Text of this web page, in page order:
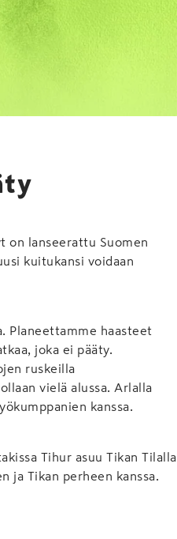
on lanseerattu Suomen
kuitukansi voidaan
Planeettamme haasteet
joka ei pääty.
ruskeilla
vielä alussa. Arlalla
kanssa.
Tihur asuu Tikan Tilalla
ja Tikan perheen kanssa.